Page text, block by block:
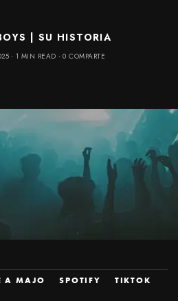
| SU HISTORIA
1 MIN READ 0 COMPARTE
A MAJO SPOTIFY TIKTOK